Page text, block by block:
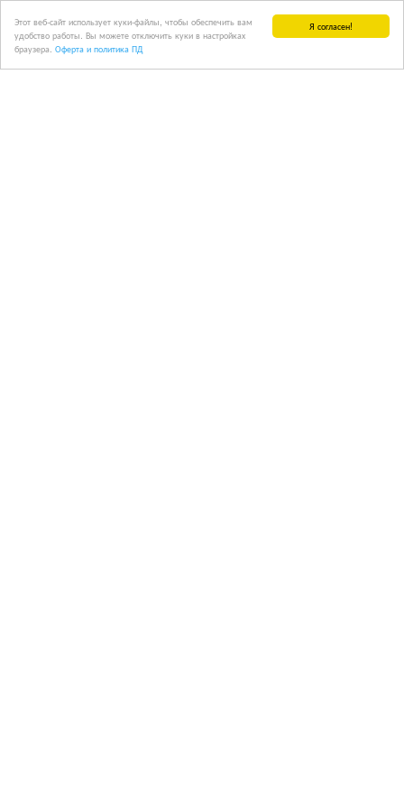
Я согласен!
Этот веб-сайт использует куки-файлы, чтобы обеспечить вам
удобство работы. Вы можете отключить куки в настройках
браузера. Оферта и политика ПД